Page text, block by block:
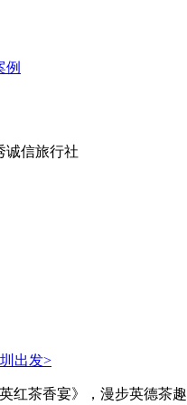
例
诚信旅行社
出发>
红茶香宴》，漫步英德茶